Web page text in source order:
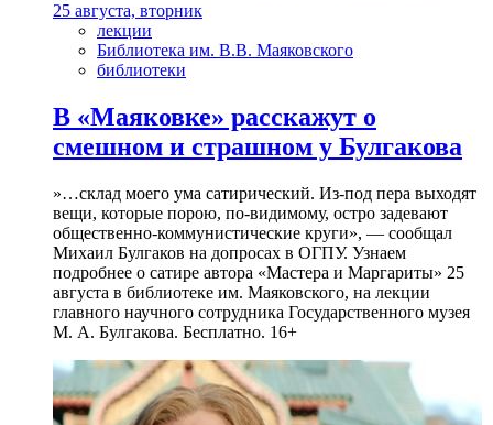
25 августа, вторник
лекции
Библиотека им. В.В. Маяковского
библиотеки
В «Маяковке» расскажут о
смешном и страшном у Булгакова
»…склад моего ума сатирический. Из-под пера выходят
вещи, которые порою, по-видимому, остро задевают
общественно-коммунистические круги», — сообщал
Михаил Булгаков на допросах в ОГПУ. Узнаем
подробнее о сатире автора «Мастера и Маргариты» 25
августа в библиотеке им. Маяковского, на лекции
главного научного сотрудника Государственного музея
М. А. Булгакова. Бесплатно. 16+